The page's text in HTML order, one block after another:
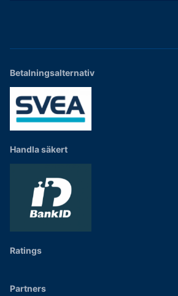
Betalningsalternativ
Handla säkert
Ratings
Partners